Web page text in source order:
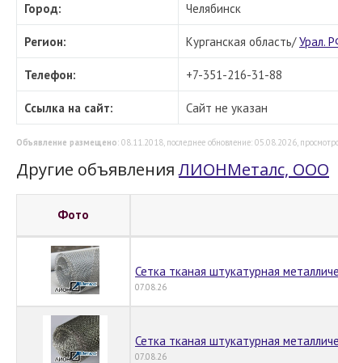
Город: Челябинск
Регион: Курганская область/Урал.
Телефон: +7-351-216-31-88
Ссылка на сайт: Сайт не указан
Объявление размещено: 08.11.2018, последнее обновление: 05.08.2026,
Другие объявленияЛИОНМеталс, ООО
Фото
Сетка тканая штукатурная
07.08.26
Сетка тканая штукатурная
07.08.26